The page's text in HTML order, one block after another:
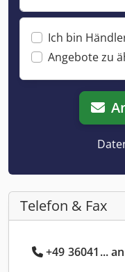
Ich bin
Angebote zu
Telefon & Fax
+49 36041...